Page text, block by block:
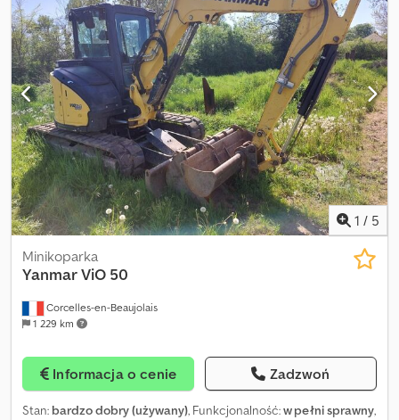
Wąska łyżka Szybkozłącze S40 Obrotowy obrotowy uchwyt
Steelwrist Płyta do niwelowania Dodatkowe oświetlenie robocze
Lampa ostrzegawcza Radio/CD Klimatyzacja Opis: Koparka
gąsienicowa Volvo ECR50D z 2019 roku. Koparka dostarczana jest
z łyżką do prac ziemnych, wąską łyżką i obrotowym obrotowym
uchwytem Steelwrist. Dostarczana z nowym certyfikatem. Możliwa
szybka dostawa. Liczba godzin pracy: 3100 Masa własna: 5010
Szerokość: 190 kW: 31,2 CE: Tak Model: ECR 50D Koparka -
obrotowy obrotowy uchwyt i 2 łyżki Dcsdszrr E Topfx Abysk =
Dodatkowe informacje = Oznakowanie CE: tak W celu uzyskania
dalszych informacji prosimy o kontakt z ATS Norway.
1 / 5
Corcelles-en-Beaujolais
1 229 km
Minikoparka
YanmarViO 50
Informacja o cenie Zadzwoń
Stan: bardzo dobry (używany), Funkcjonalność:w pełni sprawny,